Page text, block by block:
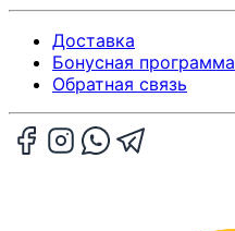
Доставка
Бонусная программа
Обратная связь